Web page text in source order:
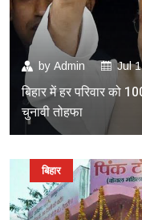
by Admin Jul
बिहार में हर परिवार को
चुनावी तोहफा
बिहार